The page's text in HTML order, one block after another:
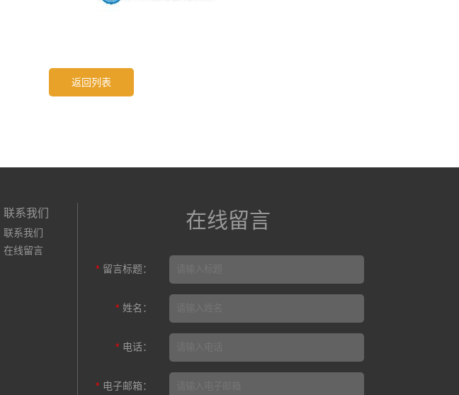
返回列表
联系我们
联系我们
在线留言
在线留言
* 留言标题：
* 姓名：
* 电话：
* 电子邮箱：